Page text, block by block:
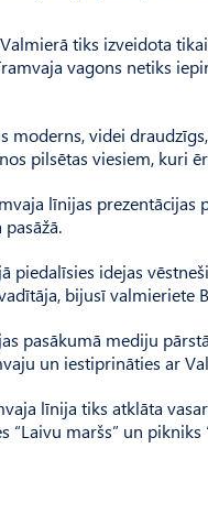
tiks izveidota
vagons netiks
moderns, videi
pilsētas viesiem, kuri
līnijas prezentācijas
piedalīsies idejas
bijusī valmieriete
pasākumā mediju
un iestiprināties ar
līnija tiks atklāta
“Laivu maršs” un pikniks